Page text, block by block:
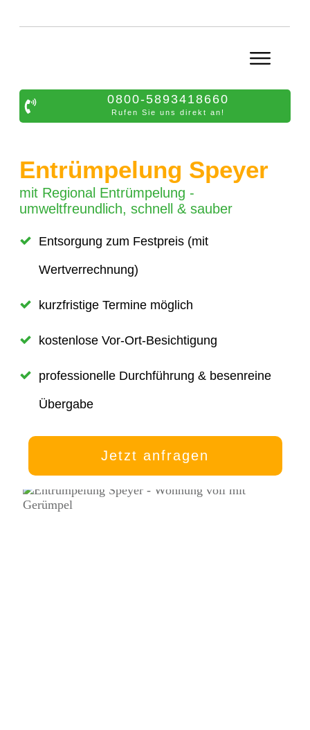
0800-5893418660
Rufen Sie uns direkt an!
Entrümpelung Speyer
mit Regional Entrümpelung -
umweltfreundlich, schnell & sauber
Entsorgung zum Festpreis (mit
Wertverrechnung)
kurzfristige Termine möglich
kostenlose Vor-Ort-Besichtigung
professionelle Durchführung & besenreine
Übergabe
Jetzt anfragen